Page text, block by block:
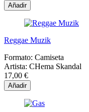
Añadir
Reggae Muzik
Formato: Camiseta
Artista: CHema Skandal
17,00 €
Añadir